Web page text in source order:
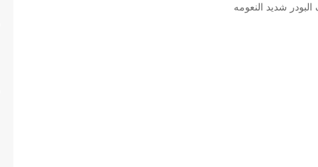
البودر شديد النعومه